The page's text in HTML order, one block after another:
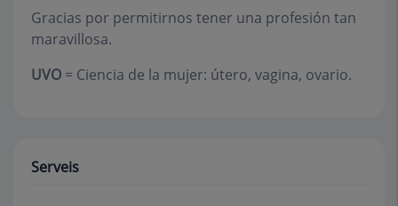
Gracias por permitirnos tener una profesión tan
maravillosa.
UVO = Ciencia de la mujer: útero, vagina, ovario.
Serveis